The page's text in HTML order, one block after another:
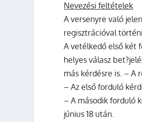
Nevezési feltételek
A versenyre való
regisztrációval
A vetélkedő első két
helyes válasz
más kérdésre is. – A
– Az első forduló
– A második forduló
június 18 után.